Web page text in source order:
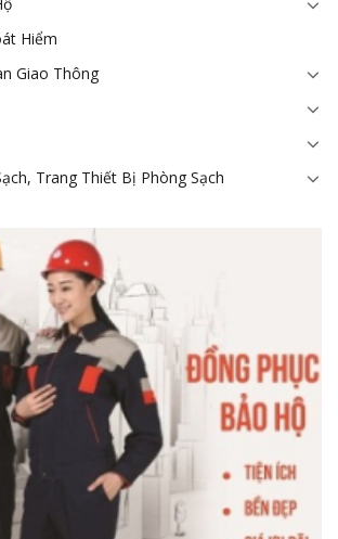
Hiểm
Giao Thông
Trang Thiết Bị Phòng Sạch